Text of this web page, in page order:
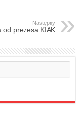
Następny
od prezesa KIAK